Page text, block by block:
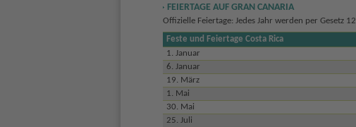
FEIERTAGE AUF GRAN CANARIA
Offizielle Feiertage: Jedes Jahr werden per Gesetz
Feste und Feiertage Costa Rica
1. Januar
6. Januar
19. März
1. Mai
30. Mai
25. Juli